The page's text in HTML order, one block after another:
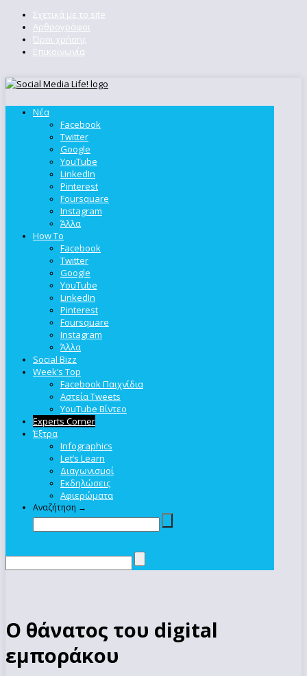
Σχετικά με το site
Αρθρογράφοι
Όροι χρήσης
Επικοινωνία
Νέα
Facebook
Twitter
Google
YouTube
LinkedIn
Pinterest
Foursquare
Instagram
Άλλα
How To
Facebook
Twitter
Google
YouTube
LinkedIn
Pinterest
Foursquare
Instagram
Άλλα
Social Bizz
Week’s Top
Facebook Παιχνίδια
Αστεία Tweets
YouTube Βίντεο
Experts Corner
Έξτρα
Infographics
Let’s Learn
Διαγωνισμοί
Εκδηλώσεις
Αφιερώματα
Αναζήτηση →
Ο θάνατος του digital
εμποράκου